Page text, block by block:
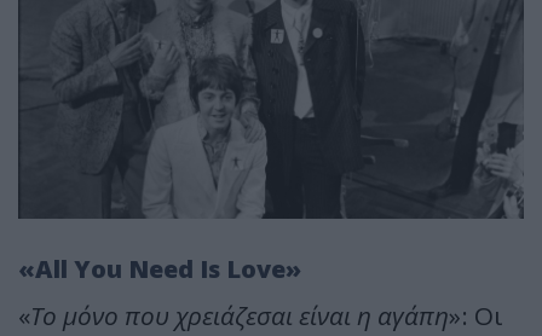
«All You Need Is Love»
«Το μόνο που χρειάζεσαι είναι η αγάπη»: Οι